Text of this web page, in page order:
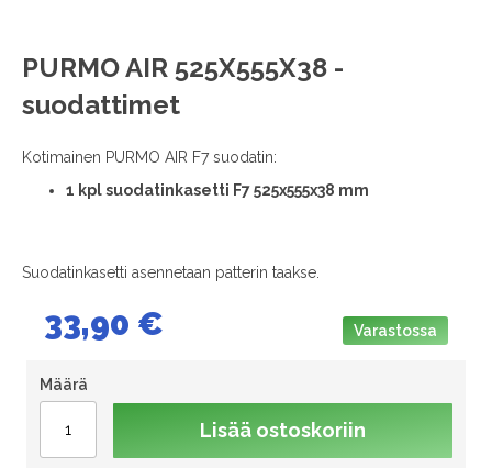
PURMO AIR 525X555X38 -
suodattimet
Kotimainen PURMO AIR F7 suodatin:
1 kpl suodatinkasetti F7 525x555x38 mm
Suodatinkasetti asennetaan patterin taakse.
33,90 € Varastossa
Määrä
Lisää ostoskoriin
Skip
to
the
of
images